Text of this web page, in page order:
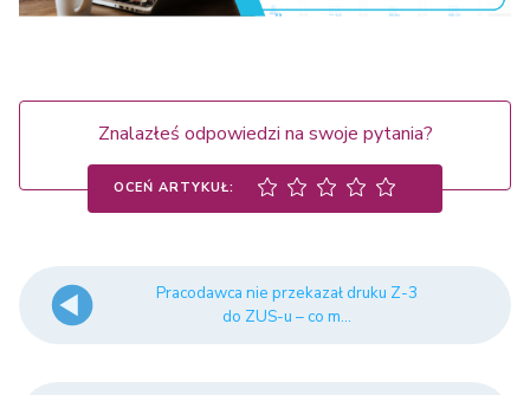
Znalazłeś odpowiedzi na swoje pytania?
OCEŃ ARTYKUŁ:
Pracodawca nie przekazał druku Z-3
do ZUS-u – co m...